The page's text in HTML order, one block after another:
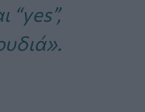
“yes”,